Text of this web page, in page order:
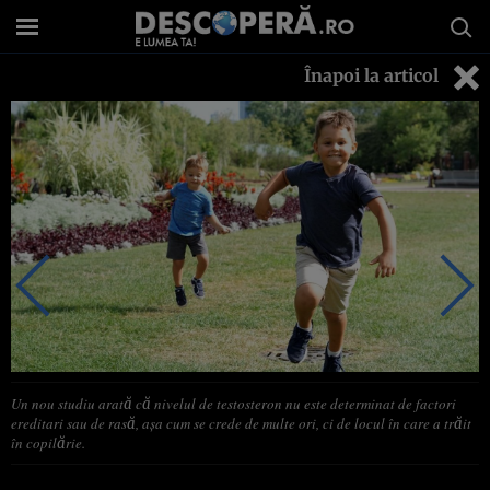
Înapoi la articol
Un nou studiu arată că nivelul de testosteron nu este determinat de factori
ereditari sau de rasă, aşa cum se crede de multe ori, ci de locul în care a trăit
în copilărie.